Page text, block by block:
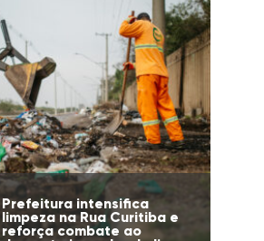
Prefeitura intensifica
limpeza na Rua Curitiba e
reforça combate ao